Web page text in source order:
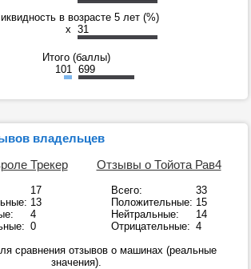
в возрасте 5 лет (%)
x 31
Итого (баллы)
101
699
владельцев
Трекер
17
13
4
0
Отзывы о Тойота Рав4
Всего:
33
Положительные: 15
Нейтральные:
14
Отрицательные: 4
сравнения отзывов о машинах (реальные
значения).